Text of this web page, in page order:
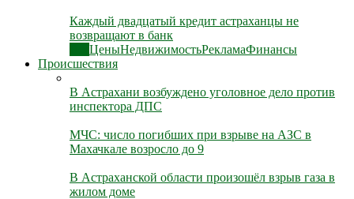
Каждый двадцатый кредит астраханцы не
возвращают в банк
ЦеныНедвижимостьРекламаФинансы
Происшествия
В Астрахани возбуждено уголовное дело против
инспектора ДПС
МЧС: число погибших при взрыве на АЗС в
Махачкале возросло до 9
В Астраханской области произошёл взрыв газа в
жилом доме